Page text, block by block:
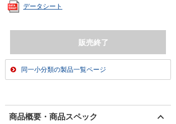
データシート
同一小分類の製品一覧ページ
商品概要・商品スペック